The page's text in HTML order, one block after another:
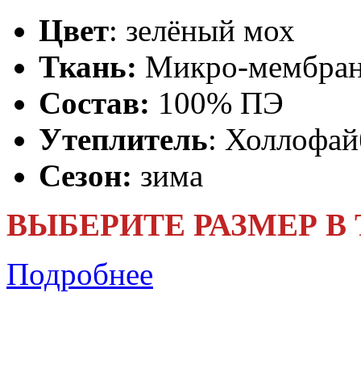
Цвет: зелёный мох
Ткань: Микро-
Состав: 100% ПЭ
Утеплитель:
Сезон: зима
ВЫБЕРИТЕ РАЗМЕР В
Подробнее